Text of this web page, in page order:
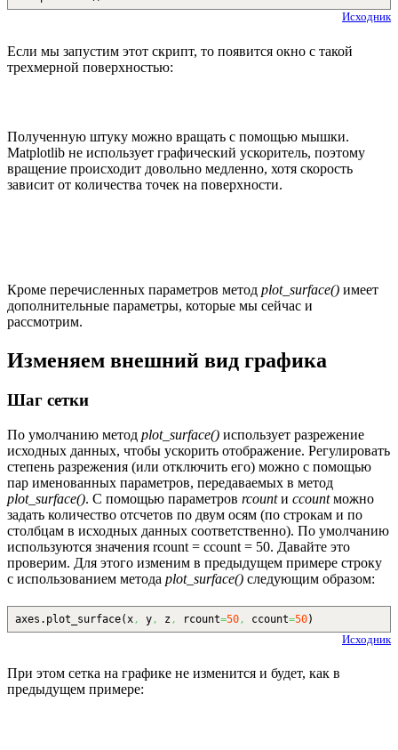
Исходник
Если мы запустим этот скрипт, то появится окно с такой
трехмерной поверхностью:
Полученную штуку можно вращать с помощью мышки.
Matplotlib не использует графический ускоритель, поэтому
вращение происходит довольно медленно, хотя скорость
зависит от количества точек на поверхности.
Кроме перечисленных параметров метод plot_surface() имеет
дополнительные параметры, которые мы сейчас и
рассмотрим.
Изменяем внешний вид графика
Шаг сетки
По умолчанию метод plot_surface() использует разрежение
исходных данных, чтобы ускорить отображение. Регулировать
степень разрежения (или отключить его) можно с помощью
пар именованных параметров, передаваемых в метод
plot_surface(). С помощью параметров rcountи ccountможно
задать количество отсчетов по двум осям (по строкам и по
столбцам в исходных данных соответственно). По умолчанию
используются значения rcount = ccount = 50. Давайте это
проверим. Для этого изменим в предыдущем примере строку
с использованием метода plot_surface() следующим образом:
axes. plot_surface(x, y, z , rcount=50, ccount=50)
Исходник
При этом сетка на графике не изменится и будет, как в
предыдущем примере: